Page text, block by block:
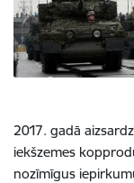
2017. gadā
iekšzemes
nozīmīgus